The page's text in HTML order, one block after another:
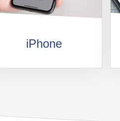
iPhone